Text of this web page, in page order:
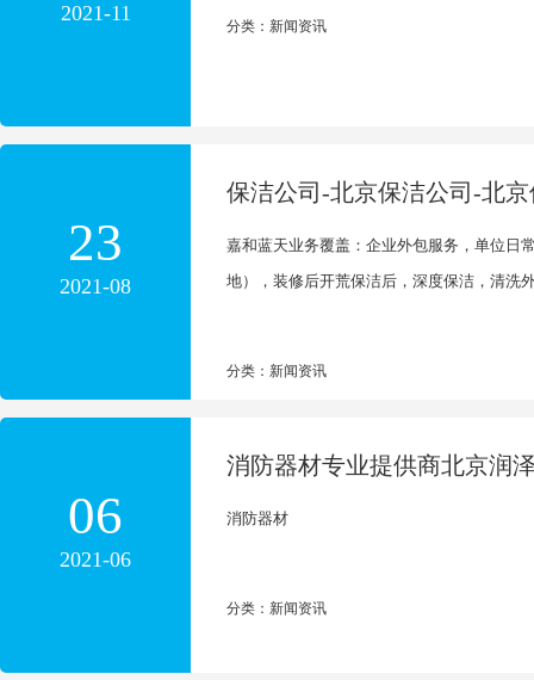
2021-11
分类：新闻资讯
23
2021-08
保洁公司-北京保洁公司-北
嘉和蓝天业务覆盖：企业外包服务，单位日
地），装修后开荒保洁后，深度保洁，清洗
分类：新闻资讯
06
2021-06
消防器材专业提供商北京润
消防器材
分类：新闻资讯